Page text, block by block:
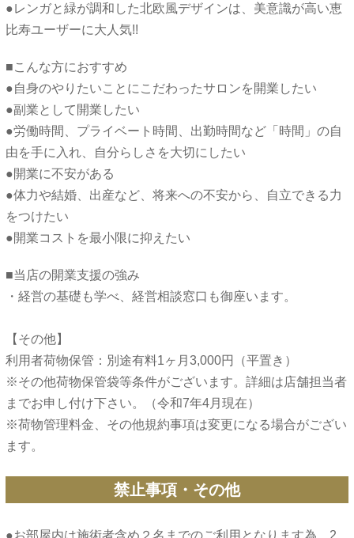
●レンガと緑が調和した北欧風デザインは、美意識が高い恵
■こんな方におすすめ
●自身のやりたいことにこだわったサロンを開業したい
●副業として開業したい
●労働時間、プライベート時間、出勤時間など「時間」の自
由を手に入れ、自分らしさを大切にしたい
●開業に不安がある
●体力や結婚、出産など、将来への不安から、自立できる力
をつけたい
■当店の開業支援の強み
・経営の基礎も学べ、経営相談窓口も御座います。
【その他】
利用者荷物保管：別途有料1ヶ月3,000円（平置き）
※その他荷物保管袋等条件がございます。詳細は店舗担当者
までお申し付け下さい。（令和7年4月現在）
※荷物管理料金、その他規約事項は変更になる場合がござい
禁止事項・その他
●お部屋内は施術者含め２名までのご利用となります為、2